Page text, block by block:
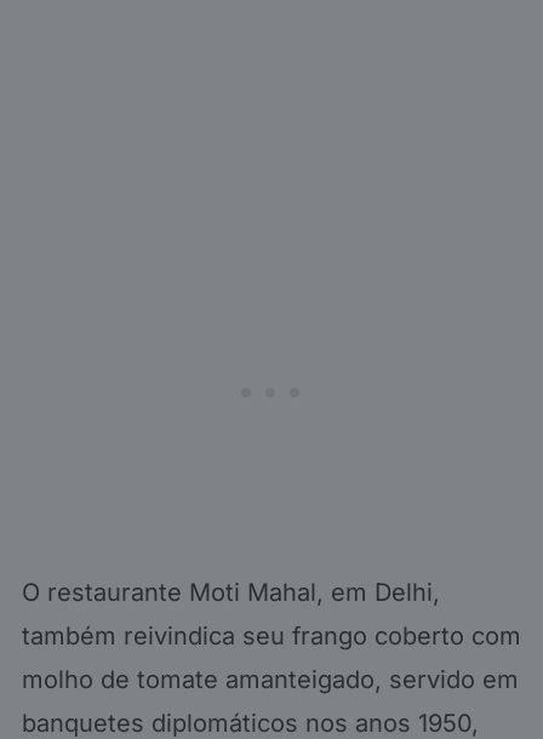
O restaurante Moti Mahal, em Delhi,
também reivindica seu frango coberto com
molho de tomate amanteigado, servido em
banquetes diplomáticos nos anos 1950,